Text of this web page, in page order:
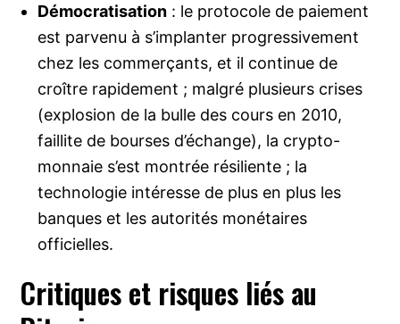
Démocratisation : le protocole de paiement
est parvenu à s’implanter progressivement
chez les commerçants, et il continue de
croître rapidement ; malgré plusieurs crises
(explosion de la bulle des cours en 2010,
faillite de bourses d’échange), la crypto-
monnaie s’est montrée résiliente ; la
technologie intéresse de plus en plus les
banques et les autorités monétaires
officielles.
Critiques et risques liés au